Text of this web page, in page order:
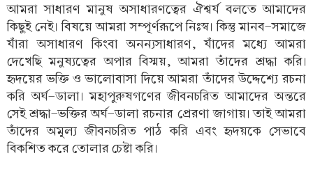
আমরা সাধারণ মানুষ অসাধারণত্বের ঐশ্বর্য বলতে আমাদের
কিছুই নেই। বিষয়ে আমরা সম্পূর্ণরূপে নিঃস্ব। কিন্তু মানব-সমাজে
যাঁরা অসাধারণ কিংবা অনন্যসাধারণ, যাঁদের মধ্যে আমরা
দেখেছি মনুষ্যত্বের অপার বিস্ময়, আমরা তাঁদের শ্রদ্ধা করি।
হৃদয়ের ভক্তি ও ভালোবাসা দিয়ে আমরা তাঁদের উদ্দেশ্যে রচনা
করি অর্ঘ-ডালা। মহাপুরুষগণের জীবনচরিত আমাদের অন্তরে
সেই শ্রদ্ধা-ভক্তির অর্ঘ-ডালা রচনার প্রেরণা জাগায়। তাই আমরা
তাঁদের অমূল্য জীবনচরিত পাঠ করি এবং হৃদয়কে সেভাবে
বিকশিত করে তোলার চেষ্টা করি।